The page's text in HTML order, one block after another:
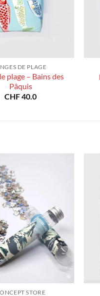
DE PLAGE
plage – Bains des
Pâquis
CHF40.0
STORE